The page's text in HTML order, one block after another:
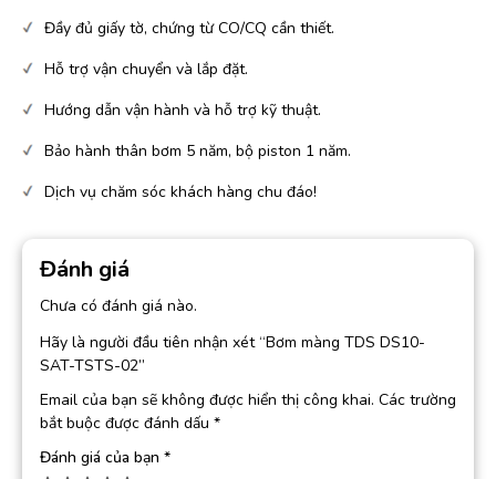
Đầy đủ giấy tờ, chứng từ CO/CQ cần thiết.
Hỗ trợ vận chuyển và lắp đặt.
Hướng dẫn vận hành và hỗ trợ kỹ thuật.
Bảo hành thân bơm 5 năm, bộ piston 1 năm.
Dịch vụ chăm sóc khách hàng chu đáo!
Đánh giá
Chưa có đánh giá nào.
Hãy là người đầu tiên nhận xét “Bơm màng TDS DS10-
SAT-TSTS-02”
Email của bạn sẽ không được hiển thị công khai. Các trường
bắt buộc được đánh dấu *
Đánh giá của bạn *